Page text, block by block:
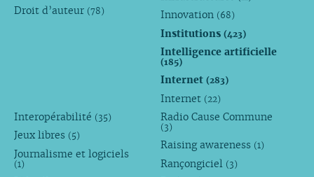
Droit d’auteur (78) Innovation (68)
Institutions(423)
Intelligence artificielle
(185)
Internet(283)
Internet (22)
Interopérabilité (35)
Jeux libres (5)
Journalisme et logiciels
(1)
Radio Cause Commune
(3)
Raising awareness (1)
Rançongiciel (3)